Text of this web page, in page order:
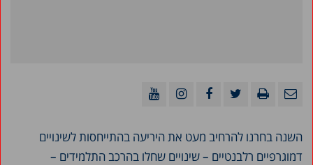
השנה בחרנו להרחיב מעט את היריעה בהתייחסות לשינויים
דמוגרפיים רלבנטיים – שינויים שחלו בהרכב התלמידים –